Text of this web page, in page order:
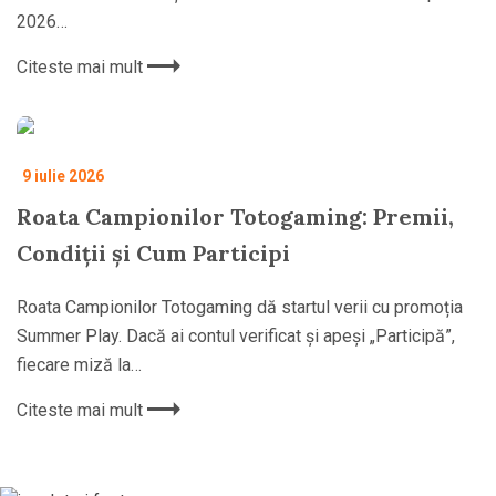
2026…
Citeste mai mult
9 iulie 2026
Roata Campionilor Totogaming: Premii,
Condiții și Cum Participi
Roata Campionilor Totogaming dă startul verii cu promoția
Summer Play. Dacă ai contul verificat și apeși „Participă”,
fiecare miză la…
Citeste mai mult